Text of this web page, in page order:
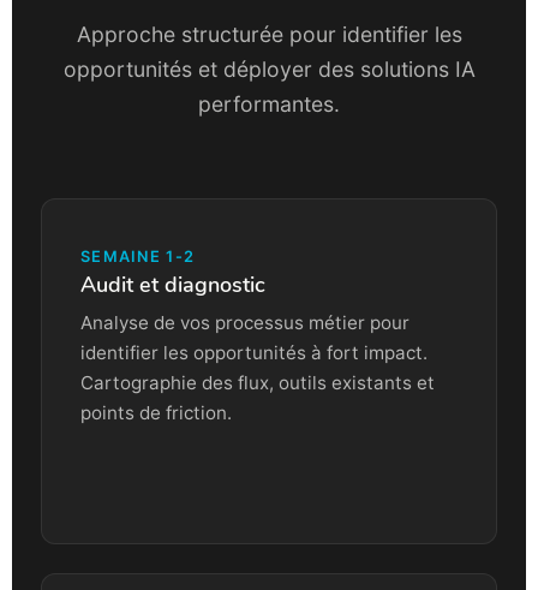
Approche structurée pour identifier les
opportunités et déployer des solutions IA
performantes.
SEMAINE 1-2
Audit et diagnostic
Analyse de vos processus métier pour
identifier les opportunités à fort impact.
Cartographie des flux, outils existants et
points de friction.